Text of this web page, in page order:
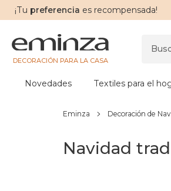
¡Tu preferencia es recompensada!
DECORACIÓN PARA LA CASA
Novedades Textiles para el
Eminza Decoración de
Navidad